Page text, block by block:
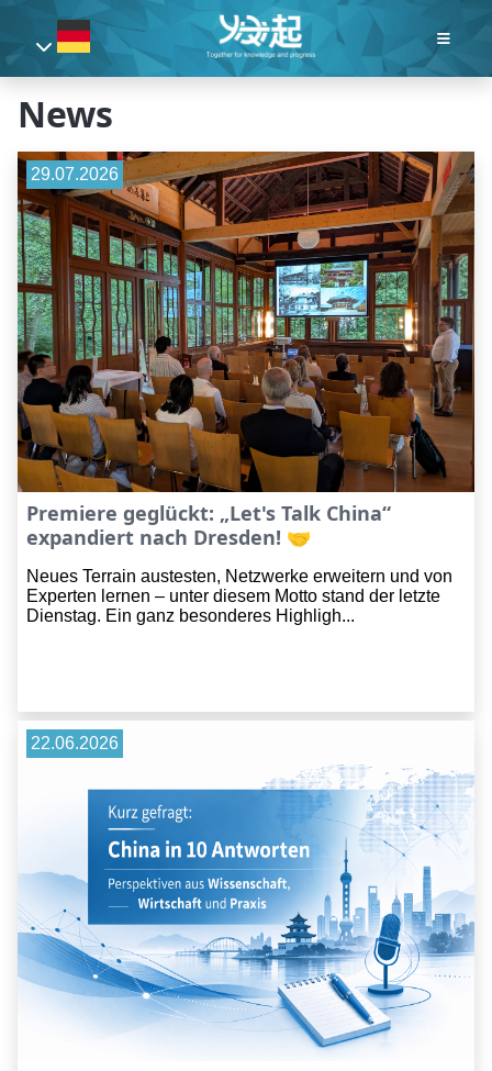
News
Premiere geglückt: „Let's Talk China“
expandiert nach Dresden! 🤝
Neues Terrain austesten, Netzwerke erweitern und von
Experten lernen – unter diesem Motto stand der letzte
Dienstag. Ein ganz besonderes Highligh...
29.07.2026
22.06.2026